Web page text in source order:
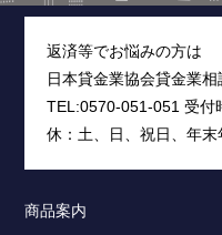
返済等でお悩みの方は
日本貸金業協会貸金業
TEL:0570-051-051 受付
休：土、日、祝日、年末
商品案内